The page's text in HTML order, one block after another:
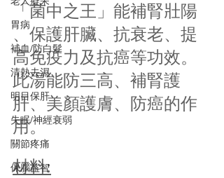
胃病
補血/防白髮
清熱去濕
明目保肝
失眠/神經衰弱
關節疼痛
保腦益智
「菌中之王」能補腎壯陽
、保護肝臟、抗衰老、提
高免疫力及抗癌等功效。
此湯能防三高、補腎護
肝、美顏護膚、防癌的作
用。
材料: